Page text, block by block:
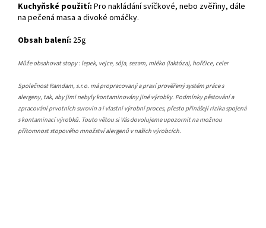
Kuchyňské použití: Pro nakládání svíčkové, nebo zvěřiny, dále
na pečená masa a divoké omáčky.
Obsah balení: 25g
Může obsahovat stopy : lepek, vejce, sója, sezam, mléko (laktóza), hořčice, celer
Společnost Ramdam, s.r.o. má propracovaný a praxí prověřený systém práce s
alergeny, tak, aby jimi nebyly kontaminovány jiné výrobky. Podmínky pěstování a
zpracování prvotních surovin a i vlastní výrobní proces, přesto přinášejí rizika spojená
s kontaminací výrobků. Touto větou si Vás dovolujeme upozornit na možnou
přítomnost stopového množství alergenů v našich výrobcích.